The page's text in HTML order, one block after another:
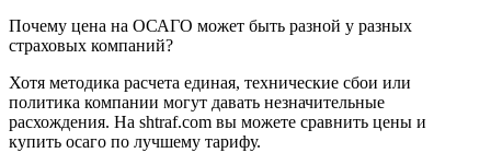
Почему цена на ОСАГО может быть разной у разных
страховых компаний?
Хотя методика расчета единая, технические сбои или
политика компании могут давать незначительные
расхождения. На shtraf.com вы можете сравнить цены и
купить осаго по лучшему тарифу.